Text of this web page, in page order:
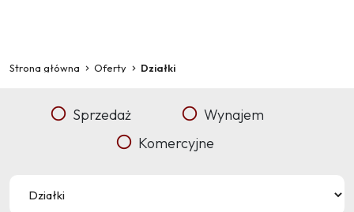
Strona główna Oferty Działki
Sprzedaż
Wynajem
Komercyjne